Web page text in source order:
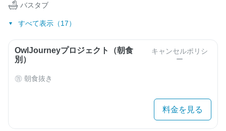
バスタブ
すべて表示（17）
OwlJourneyプロジェクト（朝食
別）
キャンセルポリシ
ー
朝食抜き
料金を見る